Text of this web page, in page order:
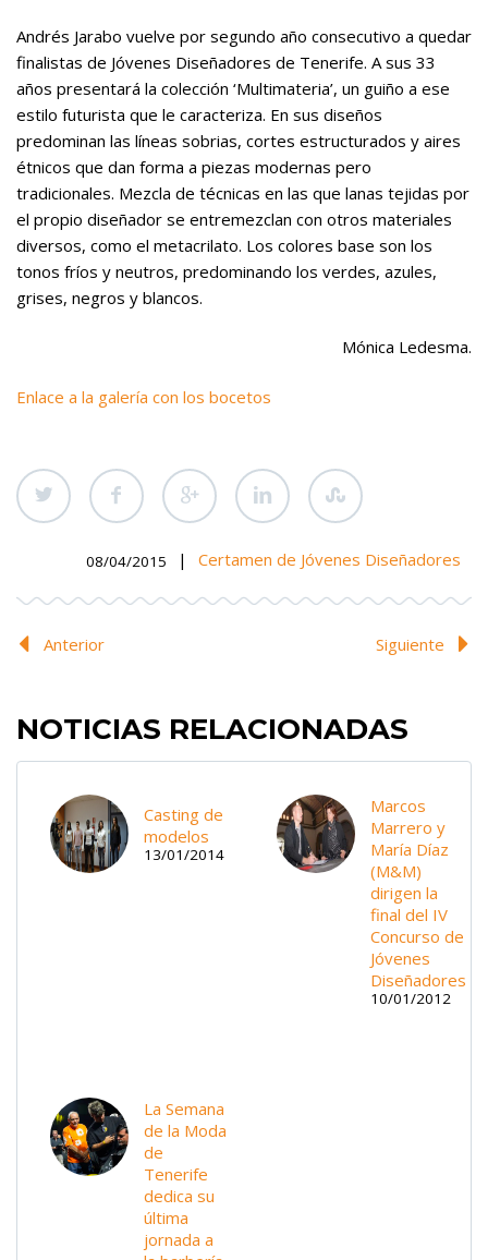
Andrés Jarabo vuelve por segundo año consecutivo a quedar
finalistas de Jóvenes Diseñadores de Tenerife. A sus 33
años presentará la colección ‘Multimateria’, un guiño a ese
estilo futurista que le caracteriza. En sus diseños
predominan las líneas sobrias, cortes estructurados y aires
étnicos que dan forma a piezas modernas pero
tradicionales. Mezcla de técnicas en las que lanas tejidas por
el propio diseñador se entremezclan con otros materiales
diversos, como el metacrilato. Los colores base son los
tonos fríos y neutros, predominando los verdes, azules,
grises, negros y blancos.
Mónica Ledesma.
Enlace a la galería con los bocetos
08/04/2015 | Certamen de Jóvenes Diseñadores
Anterior Siguiente
NOTICIAS RELACIONADAS
Casting de
modelos
13/01/2014
Marcos
Marrero y
María Díaz
(M&M)
dirigen la
final del IV
Concurso de
Jóvenes
Diseñadores
10/01/2012
La Semana
de la Moda
de
Tenerife
dedica su
última
jornada a